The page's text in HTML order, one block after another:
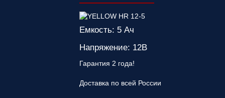
Емкость: 5 Ач
Напряжение: 12В
Гарантия 2 года!
Доставка по всей России